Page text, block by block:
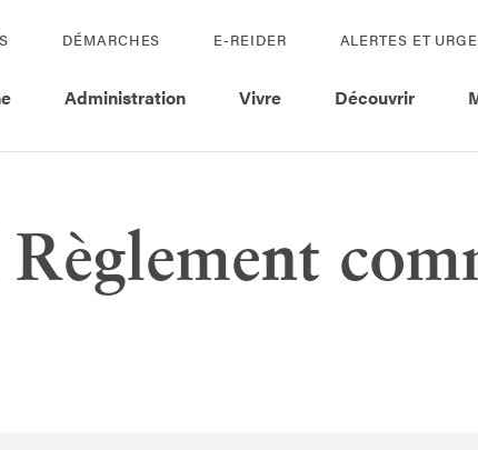
DÉMARCHES E-REIDER ALERTES ET
Administration Vivre Découvrir